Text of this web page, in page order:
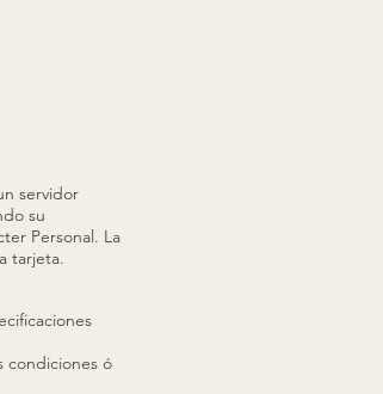
servidor
su
Personal. La
tarjeta.
condiciones ó